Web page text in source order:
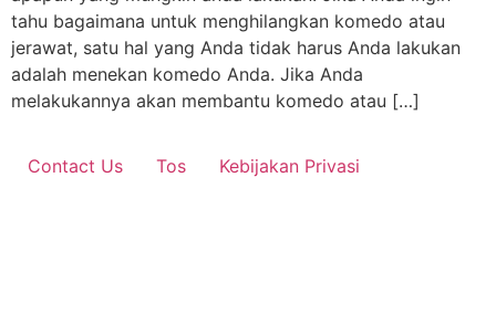
tahu bagaimana untuk menghilangkan komedo atau
jerawat, satu hal yang Anda tidak harus Anda lakukan
adalah menekan komedo Anda. Jika Anda
melakukannya akan membantu komedo atau […]
Contact Us Tos Kebijakan Privasi